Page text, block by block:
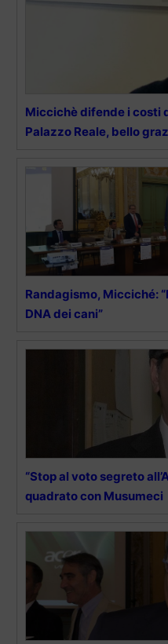
Miccichè difende i costi
Palazzo Reale, bello
Randagismo, Micciché:
DNA dei cani”
“Stop al voto segreto
quadrato con Musumeci